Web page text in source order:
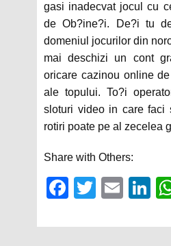
gasi inadecvat jocul cu
de Ob?ine?i. De?i tu
domeniul jocurilor din
mai deschizi un cont
oricare cazinou online
ale topului. To?i
sloturi video in care faci
rotiri poate pe al zecelea
Share with Others:
Fac
Twit
Em
Link